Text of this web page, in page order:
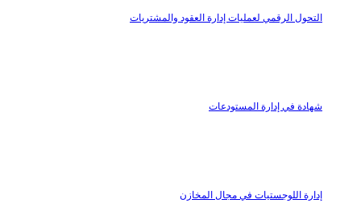
التحول الرقمي لعمليات إدارة العقود والمشتريات
شهادة في إدارة المستودعات
إدارة اللوجستيات في مجال المخازن